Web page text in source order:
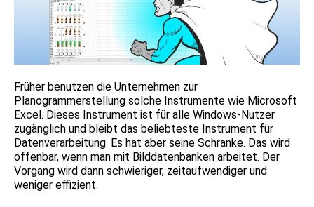
Früher benutzen die Unternehmen zur
Planogrammerstellung solche Instrumente wie Microsoft
Excel. Dieses Instrument ist für alle Windows-Nutzer
zugänglich und bleibt das beliebteste Instrument für
Datenverarbeitung. Es hat aber seine Schranke. Das wird
offenbar, wenn man mit Bilddatenbanken arbeitet. Der
Vorgang wird dann schwieriger, zeitaufwendiger und
weniger effizient.